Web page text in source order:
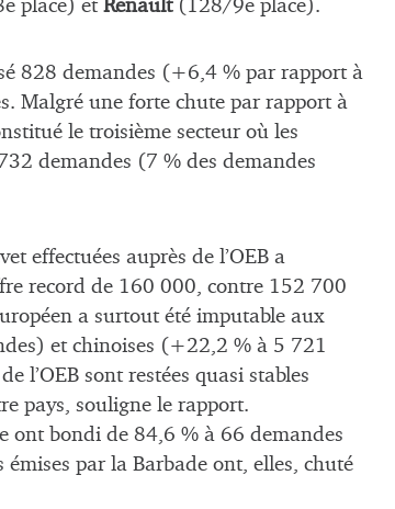
place) et Renault(128/9e place).
828 demandes (+6,4 % par rapport à
Malgré une forte chute par rapport à
le troisième secteur où les
demandes (7 % des demandes
effectuées auprès de l’OEB a
record de 160 000, contre 152 700
a surtout été imputable aux
et chinoises (+22,2 % à 5 721
l’OEB sont restées quasi stables
pays, souligne le rapport.
ont bondi de 84,6 % à 66 demandes
émises par la Barbade ont, elles, chuté